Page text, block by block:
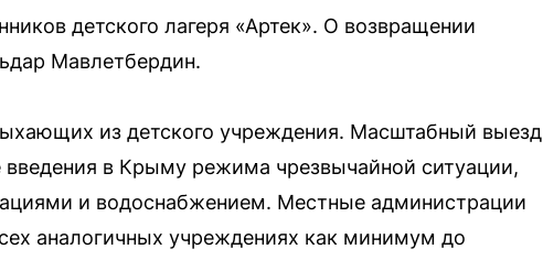
детского лагеря «Артек». О возвращении
Мавлетбердин.
из детского учреждения. Масштабный выезд
введения в Крыму режима чрезвычайной ситуации,
и водоснабжением. Местные администрации
аналогичных учреждениях как минимум до